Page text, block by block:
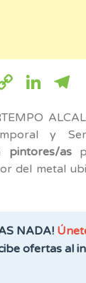
Copy
y
pintores/as
del metal
NADA!
ofertas al